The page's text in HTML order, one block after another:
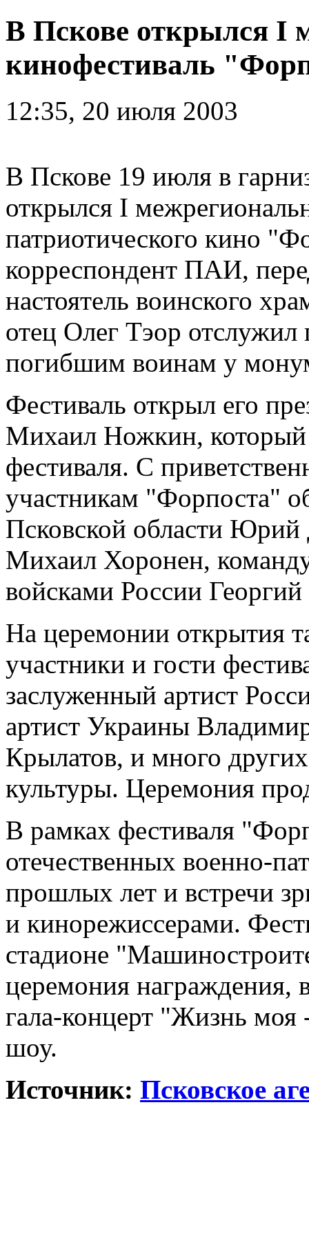
В Пскове открылся I
кинофестиваль
12:35, 20 июля 2003
В Пскове 19 июля в
открылся I
патриотического кино
корреспондент ПАИ,
настоятель воинского
отец Олег Тэор
погибшим воинам у
Фестиваль открыл его
Михаил Ножкин, который
фестиваля. С
участникам "Форпоста"
Псковской области
Михаил Хоронен,
войсками России
На церемонии открытия
участники и гости
заслуженный артист
артист Украины
Крылатов, и много
культуры. Церемония
В рамках фестиваля
отечественных военно-
прошлых лет и встречи
и кинорежиссерами.
стадионе
церемония награждения,
гала-концерт "Жизнь моя
шоу.
Источник: Псковское